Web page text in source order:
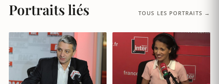
Portraits liés TOUS LES PORTRAITS →